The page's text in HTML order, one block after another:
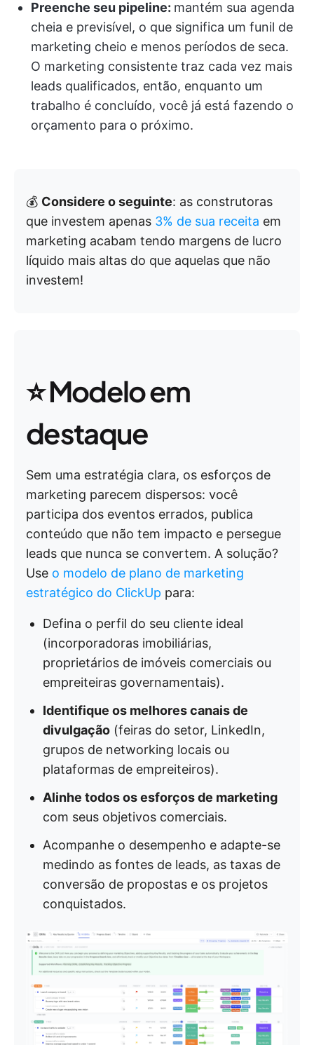
Preenche seu pipeline: mantém sua agenda
cheia e previsível, o que significa um funil de
marketing cheio e menos períodos de seca.
O marketing consistente traz cada vez mais
leads qualificados, então, enquanto um
trabalho é concluído, você já está fazendo o
orçamento para o próximo.
💰 Considere o seguinte: as construtoras
que investem apenas 3% de sua receita em
marketing acabam tendo margens de lucro
líquido mais altas do que aquelas que não
investem!
⭐ Modelo em
destaque
Sem uma estratégia clara, os esforços de
marketing parecem dispersos: você
participa dos eventos errados, publica
conteúdo que não tem impacto e persegue
leads que nunca se convertem. A solução?
Use o modelo de plano de marketing
estratégico do ClickUp para:
Defina o perfil do seu cliente ideal
(incorporadoras imobiliárias,
proprietários de imóveis comerciais ou
empreiteiras governamentais).
Identifique os melhores canais de
divulgação (feiras do setor, LinkedIn,
grupos de networking locais ou
plataformas de empreiteiros).
Alinhe todos os esforços de marketing
com seus objetivos comerciais.
Acompanhe o desempenho e adapte-se
medindo as fontes de leads, as taxas de
conversão de propostas e os projetos
conquistados.